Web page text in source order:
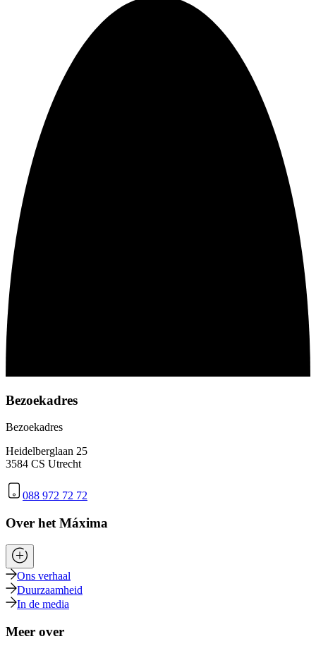
Bezoekadres
Bezoekadres
Heidelberglaan 25
3584 CS Utrecht
088 972 72 72
Over het Máxima
Ons verhaal
Duurzaamheid
In de media
Meer over